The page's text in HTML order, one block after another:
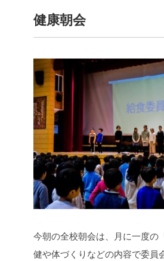
健康朝会
今朝の全校朝会は、月に一度の
健や体づくりなどの内容で委員